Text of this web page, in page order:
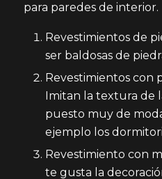
para paredes de interior.
Revestimientos de
ser baldosas de
Revestimientos con
Imitan la textura de
puesto muy de
ejemplo los
Revestimiento con
te gusta la